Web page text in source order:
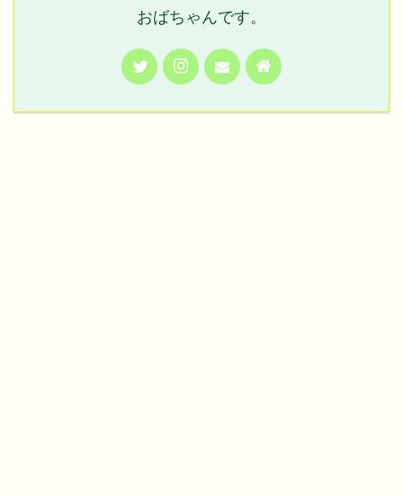
おばちゃんです。